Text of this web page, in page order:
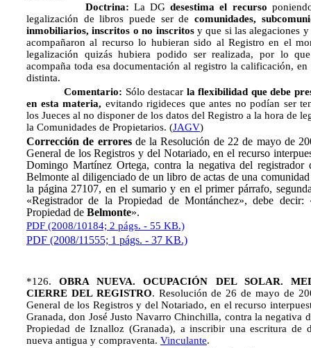
Doctrina: La DGdesestima el recurso
legalización de libros puede ser de comunidades,
inmobiliarios, inscritos o no inscritosy que si las alegaciones y
acompañaron al recurso lo hubieran sido al Registro en el
legalización quizás hubiera podido ser realizada, por lo
acompaña toda esa documentación al registro la calificación, en
distinta.
Comentario: Sólo destacar la flexibilidad que debe
en esta materia, evitando rigideces que antes no podían ser
los Jueces al no disponer de los datos del Registro a la hora de
la Comunidades de Propietarios. (JAGV)
Corrección de erroresde la Resolución de 22 de mayo de
General de los Registros y del Notariado, en el recurso
Domingo Martínez Ortega, contra la negativa del registrador
Belmonte al diligenciado de un libro de actas de una
la página 27107, en el sumario y en el primer párrafo,
«Registrador de la Propiedad de Montánchez», debe decir:
Propiedad de Belmonte».
PDF (2008/10184; 2 págs. - 55 KB.)
PDF (2008/11555; 1 págs. - 37 KB.)
*126.OBRA NUEVA. OCUPACIÓN DEL SOLAR.
CIERRE DEL REGISTRO. Resolución de 26 de mayo de
General de los Registros y del Notariado, en el recurso
Granada, don José Justo Navarro Chinchilla, contra la negativa
Propiedad de Iznalloz (Granada), a inscribir una escritura de
nueva antigua y compraventa. Vinculante.